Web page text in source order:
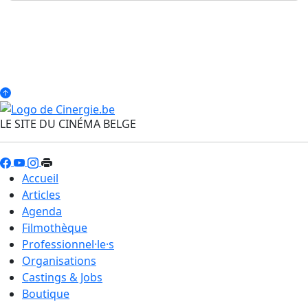
LE SITE DU CINÉMA BELGE
Accueil
Articles
Agenda
Filmothèque
Professionnel·le·s
Organisations
Castings & Jobs
Boutique